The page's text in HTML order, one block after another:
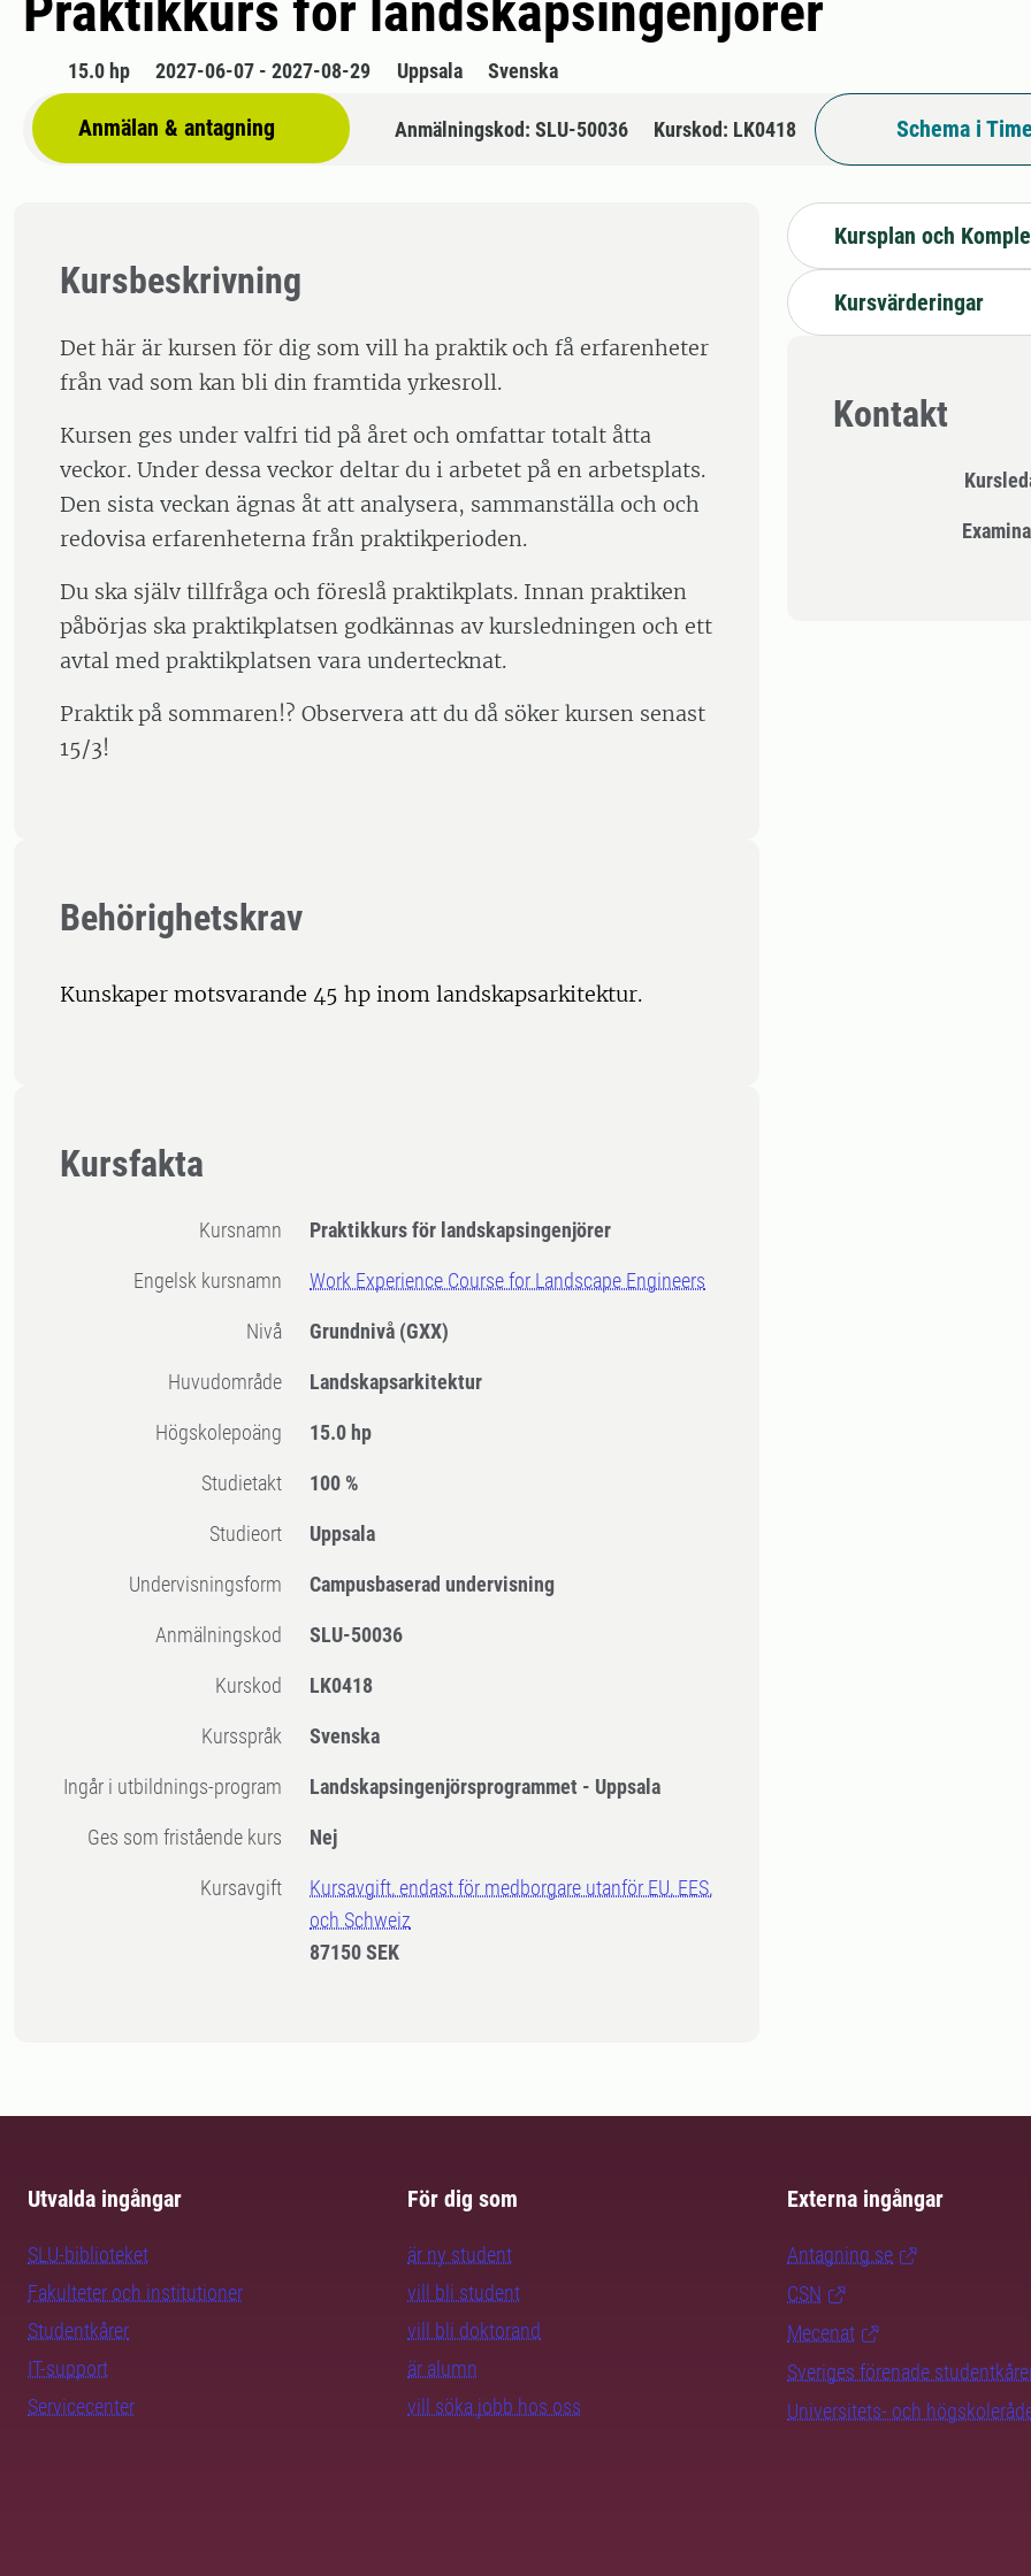
15.0 hp 2027-06-07 - 2027-08-29 Uppsala Svenska
Anmälan & antagning Anmälningskod: SLU-50036 Kurskod: LK0418 Schema i
Kursbeskrivning
Det här är kursen för dig som vill ha praktik och få erfarenheter
från vad som kan bli din framtida yrkesroll.
Kursen ges under valfri tid på året och omfattar totalt åtta
veckor. Under dessa veckor deltar du i arbetet på en arbetsplats.
Den sista veckan ägnas åt att analysera, sammanställa och och
redovisa erfarenheterna från praktikperioden.
Du ska själv tillfråga och föreslå praktikplats. Innan praktiken
påbörjas ska praktikplatsen godkännas av kursledningen och ett
avtal med praktikplatsen vara undertecknat.
Praktik på sommaren!? Observera att du då söker kursen senast
15/3!
Behörighetskrav
Kunskaper motsvarande 45 hp inom landskapsarkitektur.
Kursfakta
Kursnamn Praktikkurs för landskapsingenjörer
Engelsk kursnamn Work Experience Course for Landscape Engineers
Nivå Grundnivå (GXX)
Huvudområde Landskapsarkitektur
högskolepoäng 15.0 hp
Studietakt 100 %
Studieort Uppsala
Undervisningsform Campusbaserad undervisning
Anmälningskod SLU-50036
Kurskod LK0418
Kursspråk Svenska
Ingår i utbildnings-program Landskapsingenjörsprogrammet - Uppsala
Ges som fristående kurs Nej
Kursavgift
Kursavgift, endast för medborgare utanför EU, EES,
och Schweiz
87150 SEK
Kursplan och
Kursvärderingar
Kontakt
Utvalda ingångar
SLU-biblioteket
Fakulteter och institutioner
Studentkårer
IT-support
Servicecenter
För dig som
är ny student
vill bli student
vill bli doktorand
är alumn
vill söka jobb hos oss
Externa ingångar
Antagning.se
CSN
Mecenat
Sveriges förenade
Universitets- och